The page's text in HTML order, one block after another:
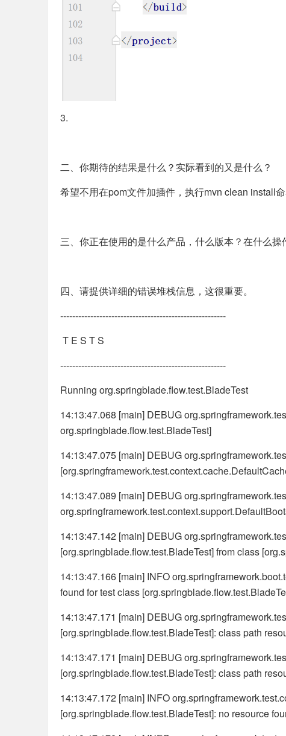
3.
二、你期待的结果是什么？实际看到的又是什么？
希望不用在pom文件加插件，执行mvn clean install
三、你正在使用的是什么产品，什么版本？在什么操
四、请提供详细的错误堆栈信息，这很重要。
-------------------------------------------------------
T E S T S
-------------------------------------------------------
Running org.springblade.flow.test.BladeTest
14:13:47.068 [main] DEBUG
org.springblade.flow.test.BladeTest]
14:13:47.075 [main] DEBUG
14:13:47.089 [main] DEBUG
14:13:47.142 [main] DEBUG
[org.springblade.flow.test.BladeTest] from class
14:13:47.166 [main] INFO
found for test class
14:13:47.171 [main] DEBUG
[org.springblade.flow.test.BladeTest]: class path
14:13:47.171 [main] DEBUG
[org.springblade.flow.test.BladeTest]: class path
14:13:47.172 [main] INFO
[org.springblade.flow.test.BladeTest]: no resource